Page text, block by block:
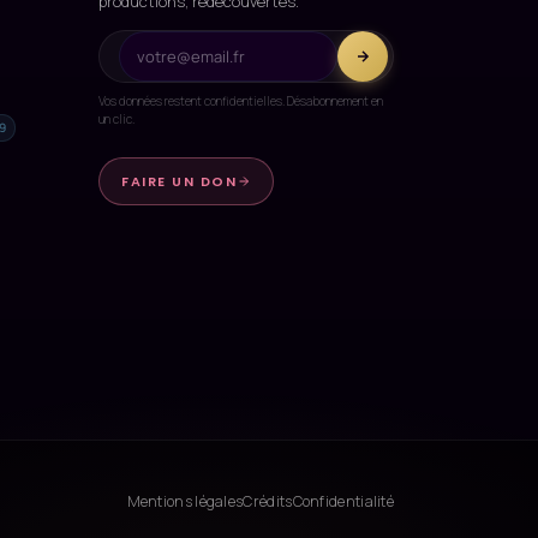
Vos données restent confidentielles. Désabonnement en
un clic.
FAIRE UN DON
Mentions légalesCréditsConfidentialité